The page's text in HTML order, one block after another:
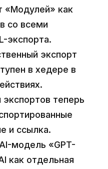
«Модулей» как
со всеми
экспорта.
экспорт
в хедере в
экспортов теперь
и ссылка.
модель «GPT-
как отдельная